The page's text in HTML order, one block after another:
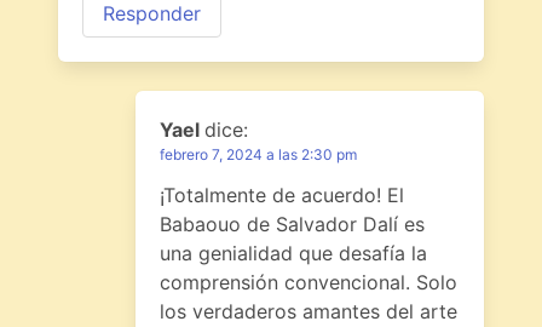
Responder
Yael dice:
febrero 7, 2024 a las 2:30 pm
¡Totalmente de acuerdo! El
Babaouo de Salvador Dalí es
una genialidad que desafía la
comprensión convencional. Solo
los verdaderos amantes del arte